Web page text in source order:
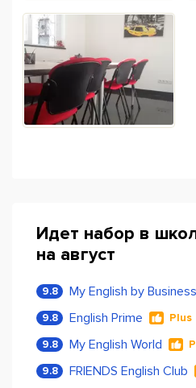
Идет набор в
на август
9.8
9.8 English Prime Plus
9.8 My English World
9.8 FRIENDS English Club